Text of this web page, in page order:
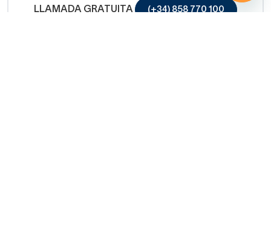
LLAMADA GRATUITA (+34) 858 770 100